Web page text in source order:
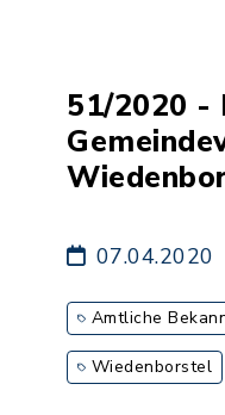
51/2020 -
07.04.2020
Amtliche
Wiedenborstel